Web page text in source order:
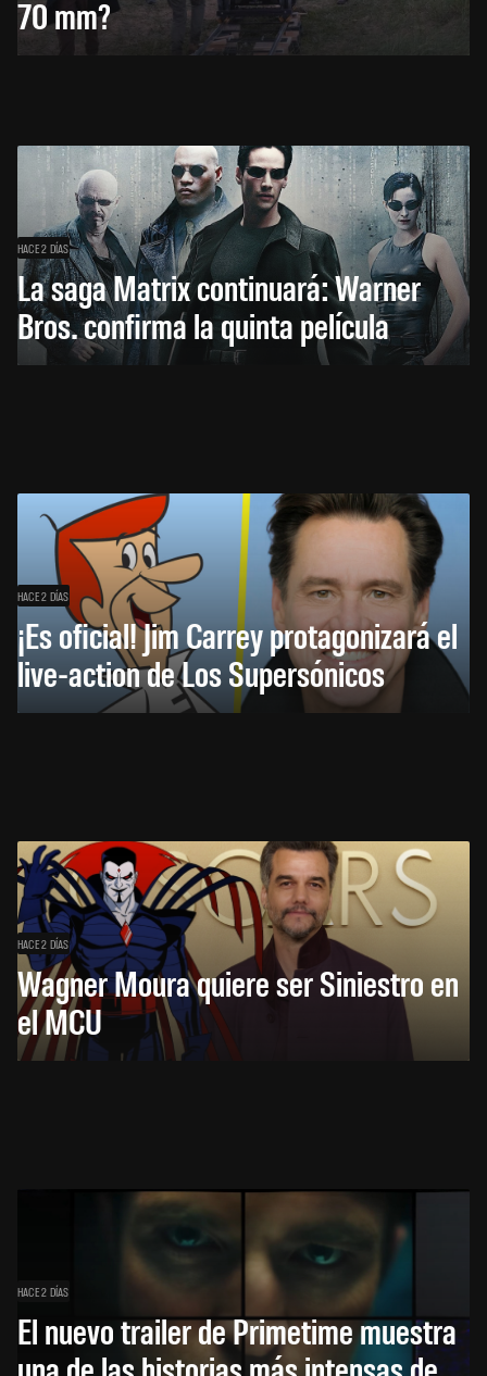
70 mm?
HACE 2 DÍAS
La saga Matrix continuará: Warner
Bros. confirma la quinta película
HACE 2 DÍAS
¡Es oficial! Jim Carrey protagonizará el
live-action de Los Supersónicos
HACE 2 DÍAS
Wagner Moura quiere ser Siniestro en
el MCU
HACE 2 DÍAS
El nuevo trailer de Primetime muestra